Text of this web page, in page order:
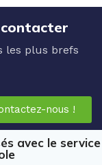
les plus brefs
nous !
avec le service